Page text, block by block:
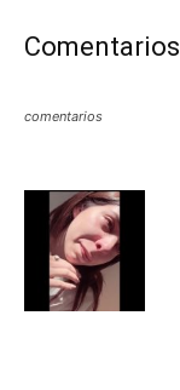
Comentarios
comentarios